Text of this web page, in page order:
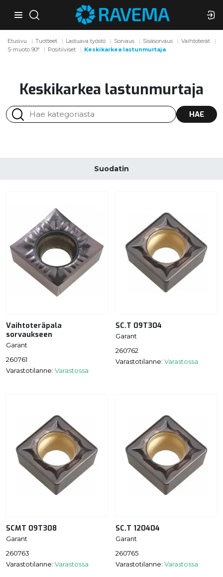
Etusivu Tuotteet Lastuava työstö Sorvaus Sisäsorvaus
Vaihtoterät
S-muoto 90°
Positiiviset Keskikarkea lastunmurtaja
Keskikarkea lastunmurtaja
HAE
Suodatin
Vaihtoteräpala
sorvaukseen
Garant
260761
Varastotilanne: Varastossa
SC.T 09T304
Garant
260762
Varastotilanne: Varastossa
SCMT 09T308
Garant
260763
Varastotilanne: Varastossa
SC.T 120404
Garant
260765
Varastotilanne: Varastossa